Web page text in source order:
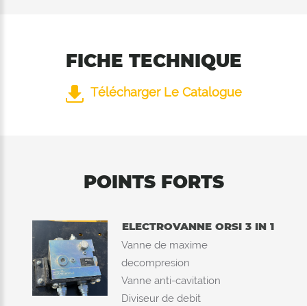
FICHE TECHNIQUE
Télécharger Le Catalogue
POINTS FORTS
ELECTROVANNE ORSI 3 IN 1
Vanne de maxime
decompresion
Vanne anti-cavitation
Diviseur de debit